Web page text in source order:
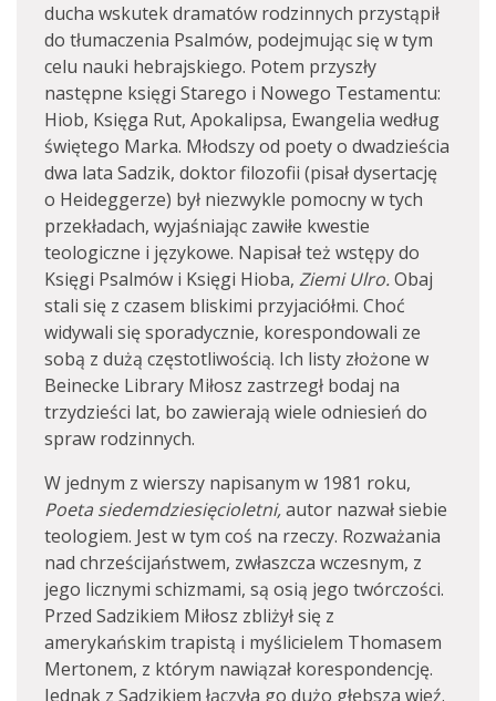
ducha wskutek dramatów rodzinnych przystąpił
do tłumaczenia Psalmów, podejmując się w tym
celu nauki hebrajskiego. Potem przyszły
następne księgi Starego i Nowego Testamentu:
Hiob, Księga Rut, Apokalipsa, Ewangelia według
świętego Marka. Młodszy od poety o dwadzieścia
dwa lata Sadzik, doktor filozofii (pisał dysertację
o Heideggerze) był niezwykle pomocny w tych
przekładach, wyjaśniając zawiłe kwestie
teologiczne i językowe. Napisał też wstępy do
Księgi Psalmów i Księgi Hioba, Ziemi Ulro.Obaj
stali się z czasem bliskimi przyjaciółmi. Choć
widywali się sporadycznie, korespondowali ze
sobą z dużą częstotliwością. Ich listy złożone w
Beinecke Library Miłosz zastrzegł bodaj na
trzydzieści lat, bo zawierają wiele odniesień do
spraw rodzinnych.
W jednym z wierszy napisanym w 1981 roku,
Poeta siedemdziesięcioletni,autor nazwał siebie
teologiem. Jest w tym coś na rzeczy. Rozważania
nad chrześcijaństwem, zwłaszcza wczesnym, z
jego licznymi schizmami, są osią jego twórczości.
Przed Sadzikiem Miłosz zbliżył się z
amerykańskim trapistą i myślicielem Thomasem
Mertonem, z którym nawiązał korespondencję.
Jednak z Sadzikiem łączyła go dużo głębsza wieź.